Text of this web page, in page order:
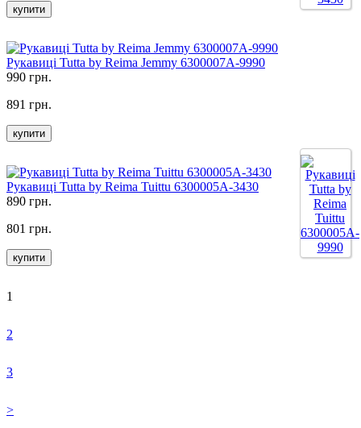
купити
Рукавиці Tutta by Reima Jemmy 6300007A-9990
990 грн.
891 грн.
купити
Рукавиці Tutta by Reima Tuittu 6300005A-3430
890 грн.
801 грн.
купити
1
2
3
>